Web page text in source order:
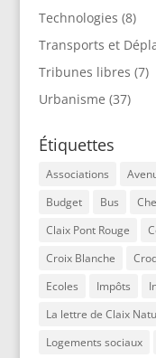
Technologies (8)
Transports et
Tribunes libres (7)
Urbanisme (37)
Étiquettes
Associations
Budget
Bus
Claix Pont Rouge
Croix Blanche
Ecoles
Impôts
La lettre de Claix
Logements sociaux